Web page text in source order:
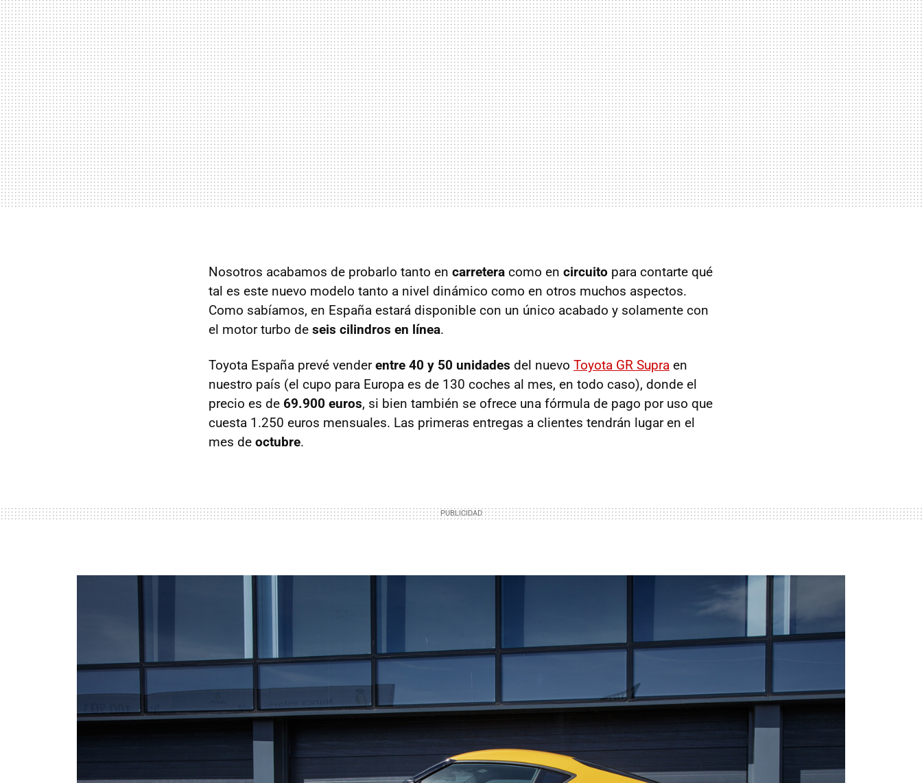
Nosotros acabamos de probarlo tanto en carretera como en circuito para contarte qué
tal es este nuevo modelo tanto a nivel dinámico como en otros muchos aspectos.
Como sabíamos, en España estará disponible con un único acabado y solamente con
el motor turbo de seis cilindros en línea.
Toyota España prevé venderentre 40 y 50 unidades del nuevo Toyota GR Supra en
nuestro país (el cupo para Europa es de 130 coches al mes, en todo caso), donde el
precio es de 69.900 euros, si bien también se ofrece una fórmula de pago por uso que
cuesta 1.250 euros mensuales. Las primeras entregas a clientes tendrán lugar en el
mes de octubre.